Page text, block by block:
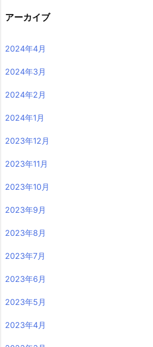
アーカイブ
2024年4月
2024年3月
2024年2月
2024年1月
2023年12月
2023年11月
2023年10月
2023年9月
2023年8月
2023年7月
2023年6月
2023年5月
2023年4月